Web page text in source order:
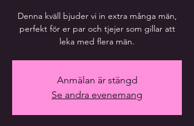
Denna kväll bjuder vi in extra många män,
perfekt för er par och tjejer som gillar att
leka med flera män.
Anmälan är stängd
Se andra evenemang